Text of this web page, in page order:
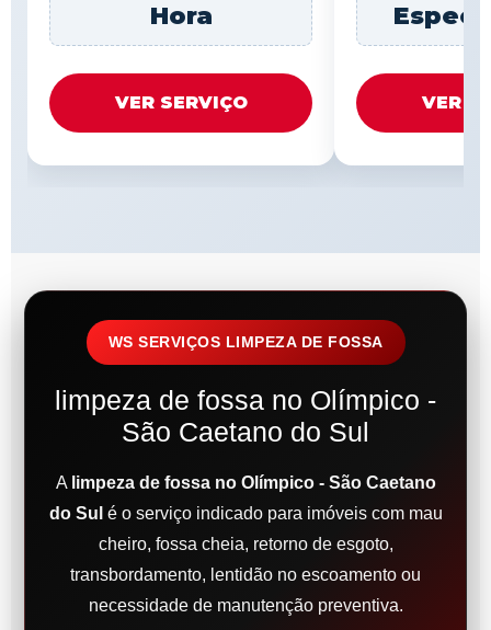
Hora
VER SERVIÇO VER
WS SERVIÇOS LIMPEZA DE FOSSA
limpeza de fossa no Olímpico -
São Caetano do Sul
A limpeza de fossa no Olímpico - São Caetano
do Sul é o serviço indicado para imóveis com mau
cheiro, fossa cheia, retorno de esgoto,
transbordamento, lentidão no escoamento ou
necessidade de manutenção preventiva.